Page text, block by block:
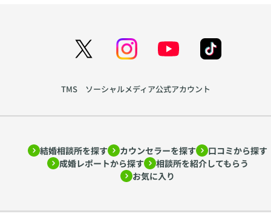
TMS ソーシャルメディア公式アカウント
結婚相談所を探す カウンセラーを探す
口コミから探す
成婚レポートから探す
相談所を紹介してもらう
お気に入り